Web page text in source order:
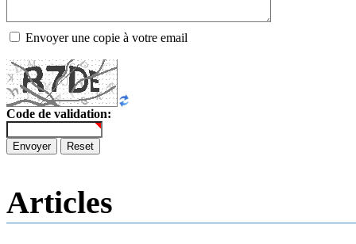
Envoyer une copie à votre email
Code de validation:
Envoyer Reset
Articles